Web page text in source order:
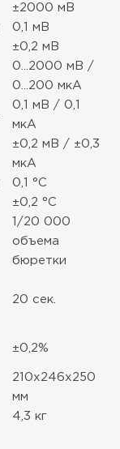
±2000 мВ
0,1 мВ
±0,2 мВ
0...2000 мВ /
0...200 мкА
0,1 мВ / 0,1
мкА
±0,2 мВ / ±0,3
мкА
0,1 °С
±0,2 °С
1/20 000
объема
бюретки
20 сек.
±0,2%
210х246х250
мм
4,3 кг